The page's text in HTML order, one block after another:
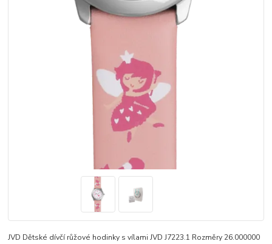
JVD Dětské dívčí růžové hodinky s vílami JVD J7223.1 Rozměry 26.000000